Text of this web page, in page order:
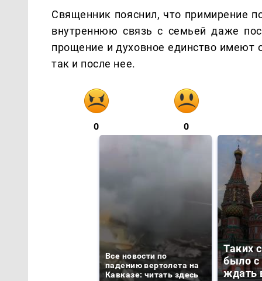
Священник пояснил, что примирение
внутреннюю связь с семьей даже
прощение и духовное единство имеют
так и после нее.
0 0
Все новости по
падению вертолета на
Кавказе: читать здесь
Таких
было с
ждать